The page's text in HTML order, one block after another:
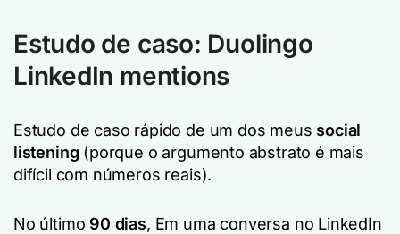
Estudo de caso: Duolingo
LinkedIn mentions
Estudo de caso rápido de um dos meus social
listening (porque o argumento abstrato é mais
difícil com números reais).
No último 90 dias, Em uma conversa no LinkedIn